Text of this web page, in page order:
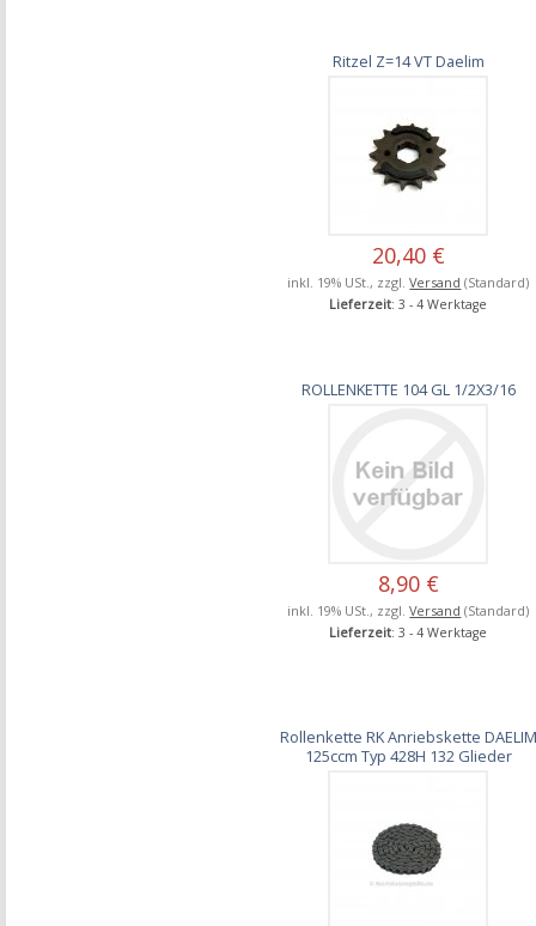
Ritzel Z=14 VT Daelim
20,40 €
inkl. 19% USt., zzgl.Versand (Standard)
Lieferzeit: 3 - 4 Werktage
ROLLENKETTE 104 GL 1/2X3/16
8,90 €
inkl. 19% USt., zzgl.Versand (Standard)
Lieferzeit: 3 - 4 Werktage
Rollenkette RK Anriebskette DAELIM
125ccm Typ 428H 132 Glieder